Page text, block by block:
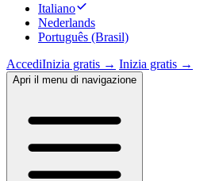
Italiano
Nederlands
Português (Brasil)
AccediInizia gratis → Inizia gratis →
Apri il menu di navigazione